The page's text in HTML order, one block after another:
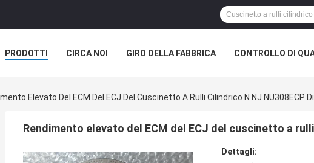
PRODOTTI CIRCA NOI GIRO DELLA FABBRICA CONTROLLO DI
Elevato Del ECM Del ECJ Del Cuscinetto A Rulli Cilindrico N NJ NU308ECP Di
Rendimento elevato del ECM del ECJ del cuscinetto a
Dettagli: